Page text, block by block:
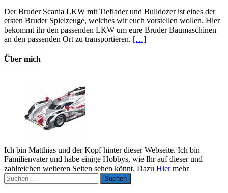
Der Bruder Scania LKW mit Tieflader und Bulldozer ist eines der
ersten Bruder Spielzeuge, welches wir euch vorstellen wollen. Hier
bekommt ihr den passenden LKW um eure Bruder Baumaschinen
an den passenden Ort zu transportieren. […]
Über mich
Ich bin Matthias und der Kopf hinter dieser Webseite. Ich bin
Familienvater und habe einige Hobbys, wie Ihr auf dieser und
zahlreichen weiteren Seiten sehen könnt. Dazu Hiermehr
Suchen
nach: